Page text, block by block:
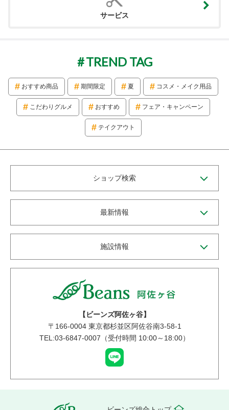
サービス
TREND TAG
おすすめ商品 期間限定 夏 コスメ・メイク用品
こだわりグルメ おすすめ フェア・キャンペーン
テイクアウト
ショップ検索
最新情報
施設情報
【ビーンズ阿佐ヶ谷】
〒 166-0004東京都杉並区阿佐谷南3-58-1
TEL:03-6847-0007（受付時間 10:00～18:00）